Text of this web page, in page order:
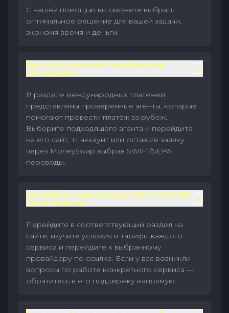
С нашей помощью вы сможете выбрать
оптимальное решение для вашей задачи,
экономя время и деньги.
Как оплатить инвойс зарубежному
поставщику?
В разделе международных платежей
представлены проверенные агенты, которые
помогают провести платёж за рубеж.
Выберите подходящего агента и перейдите
на его сайт, тг аккаунт или оставьте заявку
через MoneySwap выбрав SWIFT/SEPA
переводы.
Как выбрать виртуальную карту или eSIM
на MoneySwap?
Перейдите в соответствующий раздел на
сайте, изучите условия и тарифы каждого
сервиса и перейдите к выбранному
провайдеру по ссылке. Если у вас возникли
вопросы по работе конкретного сервиса —
обратитесь в его поддержку напрямую.